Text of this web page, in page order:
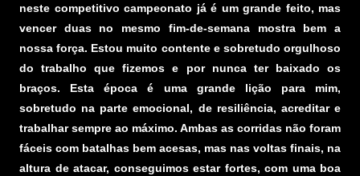
neste competitivo campeonato já é um grande feito, mas
vencer duas no mesmo fim-de-semana mostra bem a
nossa força. Estou muito contente e sobretudo orgulhoso
do trabalho que fizemos e por nunca ter baixado os
braços. Esta época é uma grande lição para mim,
sobretudo na parte emocional, de resiliência, acreditar e
trabalhar sempre ao máximo. Ambas as corridas não foram
fáceis com batalhas bem acesas, mas nas voltas finais, na
altura de atacar, conseguimos estar fortes, com uma boa